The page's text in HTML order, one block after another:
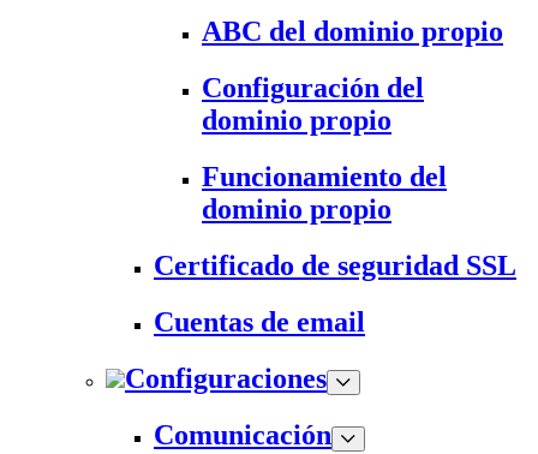
ABC del dominio propio
Configuración del
dominio propio
Funcionamiento del
dominio propio
Certificado de seguridad SSL
Cuentas de email
Configuraciones
Comunicación